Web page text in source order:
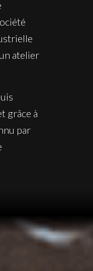
atelier
grâce à
par